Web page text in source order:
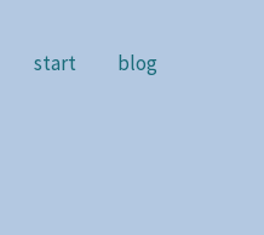
start blog